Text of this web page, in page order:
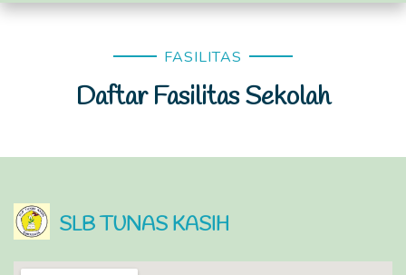
FASILITAS
Daftar Fasilitas Sekolah
SLB TUNAS KASIH